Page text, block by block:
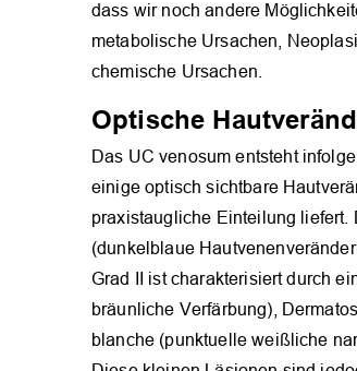
dass wir noch andere
metabolische Ursachen,
chemische Ursachen.
Optische
Das UC venosum entsteht
einige optisch sichtbare
praxistaugliche Einteilung liefert.
(dunkelblaue
Grad II ist charakterisiert durch
bräunliche Verfärbung),
blanche (punktuelle weißliche